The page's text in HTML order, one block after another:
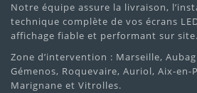
Notre équipe assure la livraison,
technique complète de vos écrans
affichage fiable et performant sur site.
Zone d’intervention : Marseille,
Gémenos, Roquevaire, Auriol, Aix-en-
Marignane et Vitrolles.